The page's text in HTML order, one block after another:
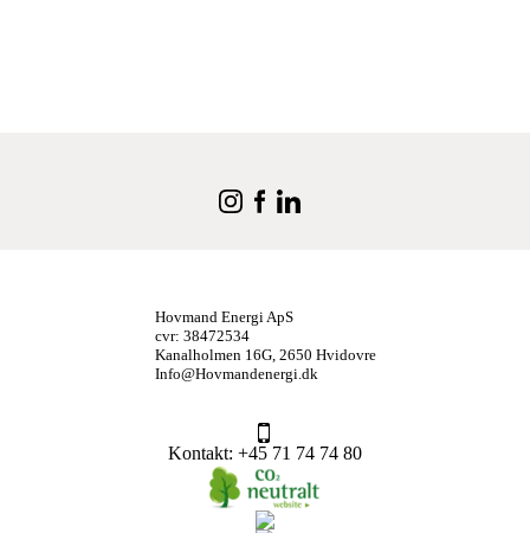
Hovmand Energi ApS
cvr: 38472534
Kanalholmen 16G, 2650 Hvidovre
Info@Hovmandenergi.dk
Kontakt: +45 71 74 74 80